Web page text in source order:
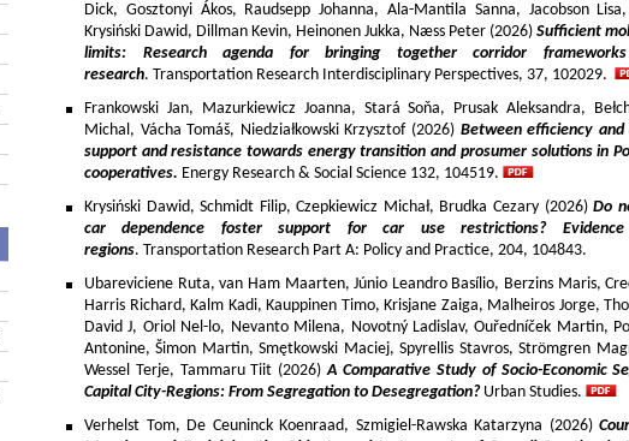
Dick, Gosztonyi Ákos, Raudsepp Johanna, Ala-Mantila Sanna, Jacobson
Krysiński Dawid, Dillman Kevin, Heinonen Jukka, Næss Peter (2026) Sufficient
limits: Research agenda for bringing together corridor
research. Transportation Research Interdisciplinary Perspectives, 37, 102029.
Frankowski Jan, Mazurkiewicz Joanna, Stará Soňa, Prusak Aleksandra,
Michal, Vácha Tomáš, Niedziałkowski Krzysztof (2026) Between efficiency and
support and resistance towards energy transition and prosumer solutions in
cooperatives. Energy Research & Social Science 132, 104519.
Krysiński Dawid, Schmidt Filip, Czepkiewicz Michał, Brudka Cezary (2026)Do
car dependence foster support for car use restrictions?
regions. Transportation Research Part A: Policy and Practice, 204, 104843.
Ubareviciene Ruta, van Ham Maarten, Júnio Leandro Basílio, Berzins Maris,
Harris Richard, Kalm Kadi, Kauppinen Timo, Krisjane Zaiga, Malheiros Jorge,
David J, Oriol Nel-lo, Nevanto Milena, Novotný Ladislav, Ouředníček Martin,
Antonine, Šimon Martin, Smętkowski Maciej, Spyrellis Stavros, Strömgren
Wessel Terje, Tammaru Tiit (2026)A Comparative Study of Socio-Economic
Capital City-Regions: From Segregation to Desegregation?Urban Studies.
Verhelst Tom, De Ceuninck Koenraad, Szmigiel-Rawska Katarzyna (2026)